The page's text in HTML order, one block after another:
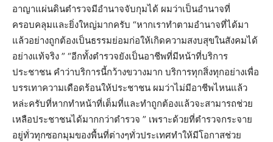
อาญาแผ่นดินตำรวจมีอำนาจจับกุมได้ ผมว่าเป็นอำนาจที่
ครอบคลุมและยิ่งใหญ่มากครับ “หากเราทำตามอำนาจที่ได้มา
แล้วอย่างถูกต้องเป็นธรรมย่อมก่อให้เกิดความสงบสุขในสังคมได้
อย่างแท้จริง ” “อีกทั้งตำรวจยังเป็นอาชีพที่มีหน้าที่บริการ
ประชาชน คำว่าบริการนี้กว้างขวางมาก บริการทุกสิ่งทุกอย่างเพื่อ
บรรเทาความเดือดร้อนให้ประชาชน ผมว่าไม่มีอาชีพไหนแล้ว
หล่ะครับที่หากทำหน้าที่เต็มที่และทำถูกต้องแล้วจะสามารถช่วย
เหลือประชาชนได้มากกว่าตำรวจ ” เพราะด้วยที่ตำรวจกระจาย
อยู่ทั่วทุกซอกมุมของพื้นที่ต่างๆทั่วประเทศทำให้มีโอกาสช่วย